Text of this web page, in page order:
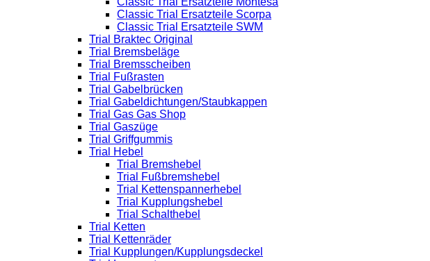
Classic Trial Ersatzteile Scorpa
Classic Trial Ersatzteile SWM
Trial Braktec Original
Trial Bremsbeläge
Trial Bremsscheiben
Trial Fußrasten
Trial Gabelbrücken
Trial Gabeldichtungen/Staubkappen
Trial Gas Gas Shop
Trial Gaszüge
Trial Griffgummis
Trial Hebel
Trial Bremshebel
Trial Fußbremshebel
Trial Kettenspannerhebel
Trial Kupplungshebel
Trial Schalthebel
Trial Ketten
Trial Kettenräder
Trial Kupplungen/Kupplungsdeckel